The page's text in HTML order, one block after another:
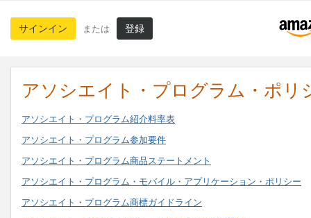
サインイン または 登録
アソシエイト・プログラム・ポリ
アソシエイト・プログラム紹介料率表
アソシエイト・プログラム参加要件
アソシエイト・プログラム商品ステートメント
アソシエイト・プログラム・モバイル・アプリケーション・ポリシー
アソシエイト・プログラム商標ガイドライン